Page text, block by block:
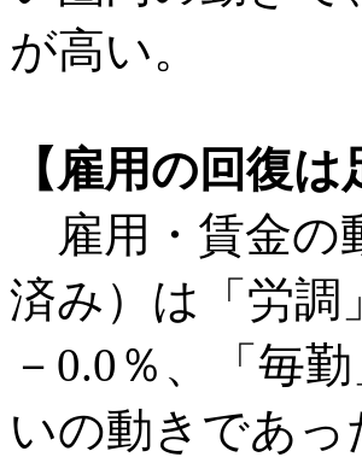
が高い。
【雇用の回復
雇用・賃金の
済み）は「労調
－0.0％、「毎
いの動きであっ